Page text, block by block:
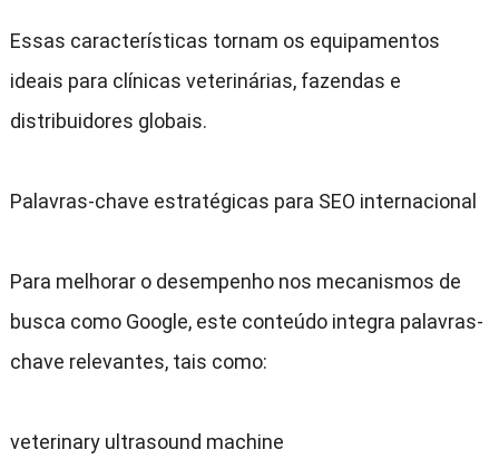
Essas características tornam os equipamentos
ideais para clínicas veterinárias, fazendas e
distribuidores globais.
Palavras-chave estratégicas para SEO internacional
Para melhorar o desempenho nos mecanismos de
busca como Google, este conteúdo integra palavras-
chave relevantes, tais como:
veterinary ultrasound machine